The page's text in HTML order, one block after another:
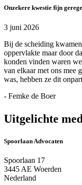
Onzekere kwestie fijn
3 juni 2026
Bij de scheiding
oppervlakte maar door
konden vinden waren
van elkaar met ons mee
was, hebben ze dit
- Femke de Boer
Uitgelichte
Spoorlaan Advocaten
Spoorlaan 17
3445 AE Woerden
Nederland